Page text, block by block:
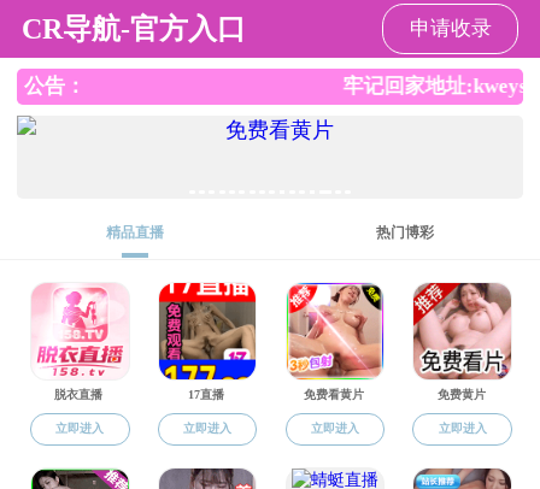
打飞机